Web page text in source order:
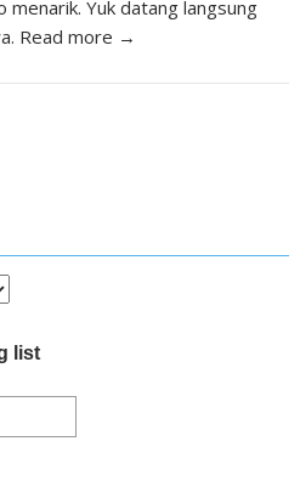
menarik. Yuk datang langsung
Read more →
list